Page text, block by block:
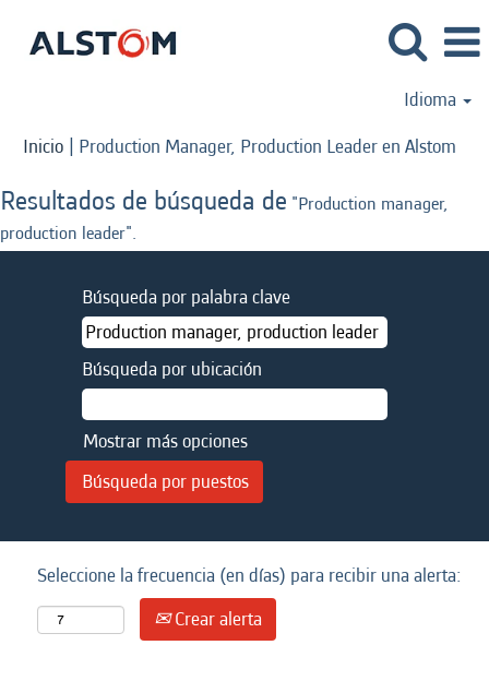
Idioma
Inicio | Production Manager, Production Leader en Alstom
Resultados de búsqueda de "Production manager,
production leader".
Búsqueda por palabra clave
Búsqueda por ubicación
Mostrar más opciones
Seleccione la frecuencia (en días) para recibir una alerta:
Crear alerta